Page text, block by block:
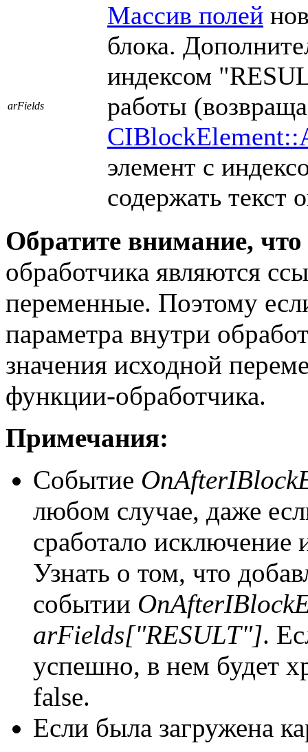
arFields
Массив полей
блока.
индексом
работы
элемент с
содержать текст
Обратите внимание, что
обработчика являются
переменные. Поэтому
параметра внутри
значения исходной
функции-обработчика.
Примечания:
Событие
любом случае, даже
сработало исключение
Узнать о том, что
событии
arFields["RESULT"].
успешно, в нем будет
false.
Если была загружена